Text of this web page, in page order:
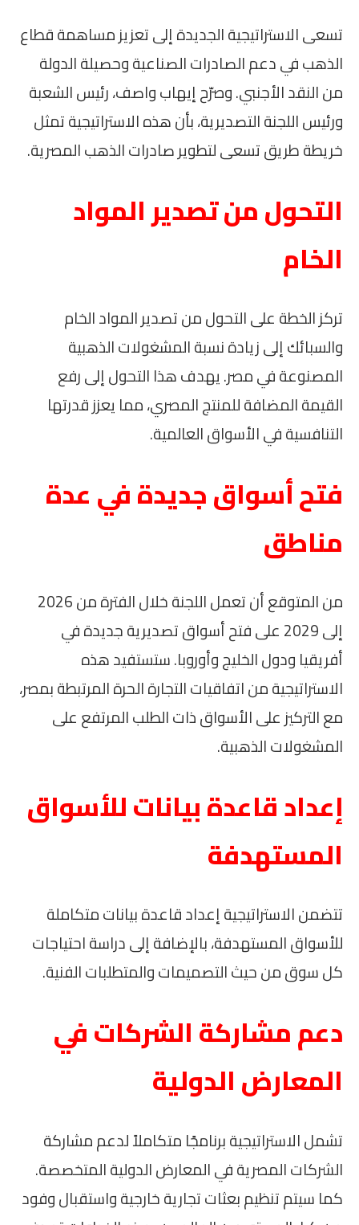
تسعى الاستراتيجية الجديدة إلى تعزيز مساهمة قطاع
الذهب في دعم الصادرات الصناعية وحصيلة الدولة
من النقد الأجنبي. وصرّح إيهاب واصف، رئيس الشعبة
ورئيس اللجنة التصديرية، بأن هذه الاستراتيجية تمثل
خريطة طريق تسعى لتطوير صادرات الذهب المصرية.
التحول من تصدير المواد
الخام
تركز الخطة على التحول من تصدير المواد الخام
والسبائك إلى زيادة نسبة المشغولات الذهبية
المصنوعة في مصر. يهدف هذا التحول إلى رفع
القيمة المضافة للمنتج المصري، مما يعزز قدرتها
التنافسية في الأسواق العالمية.
فتح أسواق جديدة في عدة
مناطق
من المتوقع أن تعمل اللجنة خلال الفترة من 2026
إلى 2029 على فتح أسواق تصديرية جديدة في
أفريقيا ودول الخليج وأوروبا. ستستفيد هذه
الاستراتيجية من اتفاقيات التجارة الحرة المرتبطة بمصر،
مع التركيز على الأسواق ذات الطلب المرتفع على
المشغولات الذهبية.
إعداد قاعدة بيانات للأسواق
المستهدفة
تتضمن الاستراتيجية إعداد قاعدة بيانات متكاملة
للأسواق المستهدفة، بالإضافة إلى دراسة احتياجات
كل سوق من حيث التصميمات والمتطلبات الفنية.
دعم مشاركة الشركات في
المعارض الدولية
تشمل الاستراتيجية برنامجًا متكاملاً لدعم مشاركة
الشركات المصرية في المعارض الدولية المتخصصة.
كما سيتم تنظيم بعثات تجارية خارجية واستقبال وفود